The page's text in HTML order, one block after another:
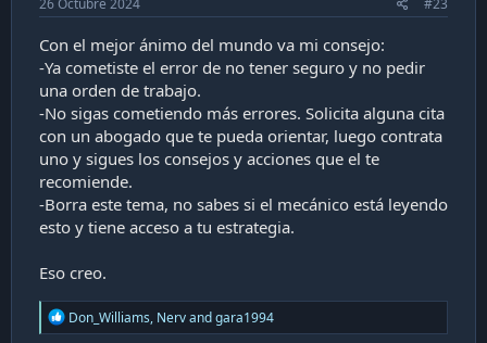
26 Octubre 2024 #23
Con el mejor ánimo del mundo va mi consejo:
-Ya cometiste el error de no tener seguro y no pedir
una orden de trabajo.
-No sigas cometiendo más errores. Solicita alguna cita
con un abogado que te pueda orientar, luego contrata
uno y sigues los consejos y acciones que el te
recomiende.
-Borra este tema, no sabes si el mecánico está leyendo
esto y tiene acceso a tu estrategia.
Eso creo.
R
e
Don_Williams, Nervandgara1994